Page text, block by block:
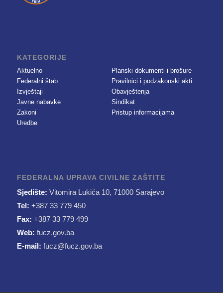
KATEGORIJE
Aktuelno
Federalni štab
Izvještaji
Javne nabavke
Zakoni
Uredbe
Planski dokumenti i brošure
Pravilnici i podzakonski akti
Obavještenja
Sindikat
Pristup informacijama
FEDERALNA UPRAVA CIVILNE ZAŠTITE
Sjedište: Vitomira Lukića 10, 71000 Sarajevo
Tel: +387 33 779 450
Fax: +387 33 779 499
Web: fucz.gov.ba
E-mail: fucz@fucz.gov.ba